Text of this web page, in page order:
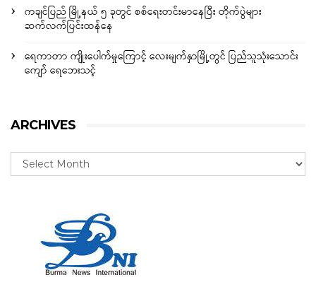
ကချင်ပြည် မြို့နယ် ၅ ခုတွင် စစ်ရေးတင်းမာနေပြီး တိုက်ပွဲများ
ဆက်လက်ပြင်းထန်နေ
ရေကာတာ ကျိုးပေါက်မှုကြောင့် လေးမျက်နှာမြို့တွင် ပြည်သူသုံးသောင်း
ကျော် ရေဘေးသင့်
ARCHIVES